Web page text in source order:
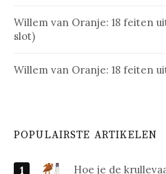
Willem van Oranje: 18 feiten
slot)
Willem van Oranje: 18 feiten
POPULAIRSTE ARTIKELEN
Hoe je de